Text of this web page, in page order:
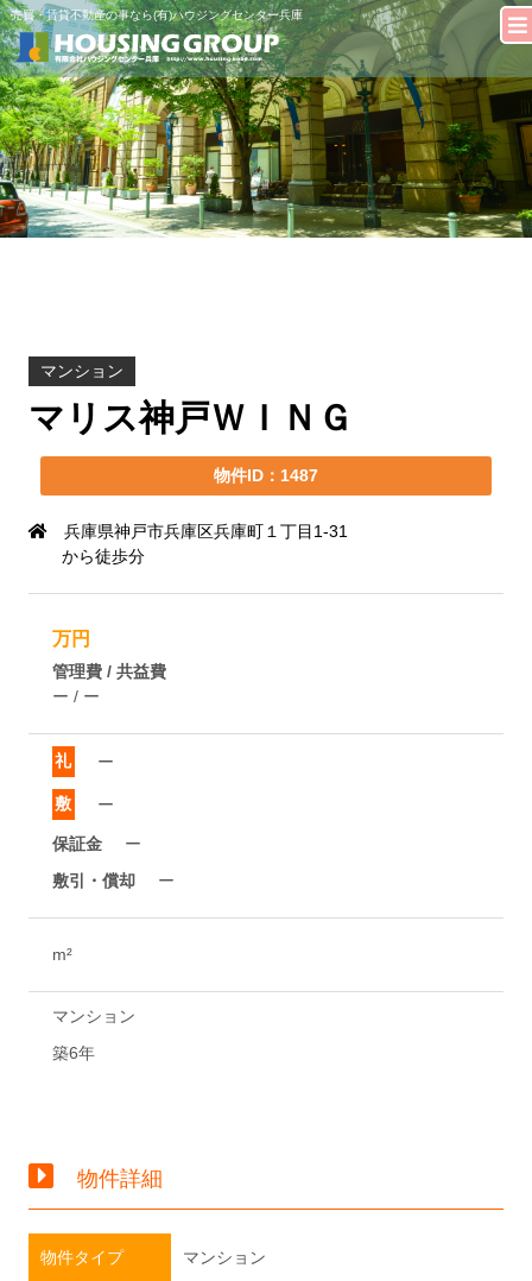
売買・賃貸不動産の事なら(有)ハウジングセンター兵庫
マンション
マリス神戸ＷＩＮＧ
物件ID：1487
兵庫県神戸市兵庫区兵庫町１丁目1-31
から徒歩分
万円
管理費 / 共益費
ー / ー
礼 ー
敷 ー
保証金
ー
敷引・償却
ー
m²
マンション
築6年
物件詳細
物件タイプ マンション